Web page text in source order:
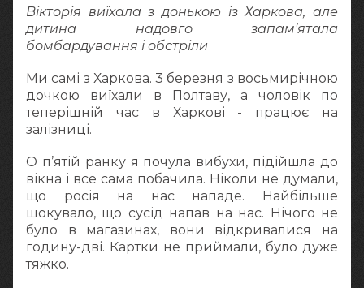
Вікторія виїхала з донькою із Харкова, але
дитина надовго запам’ятала
бомбардування і обстріли
Ми самі з Харкова. 3 березня з восьмирічною
дочкою виїхали в Полтаву, а чоловік по
теперішній час в Харкові - працює на
залізниці.
О п’ятій ранку я почула вибухи, підійшла до
вікна і все сама побачила. Ніколи не думали,
що росія на нас нападе. Найбільше
шокувало, що сусід напав на нас. Нічого не
було в магазинах, вони відкривалися на
годину-дві. Картки не приймали, було дуже
тяжко.